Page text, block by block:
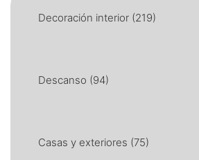
Decoración interior (219)
Descanso (94)
Casas y exteriores (75)